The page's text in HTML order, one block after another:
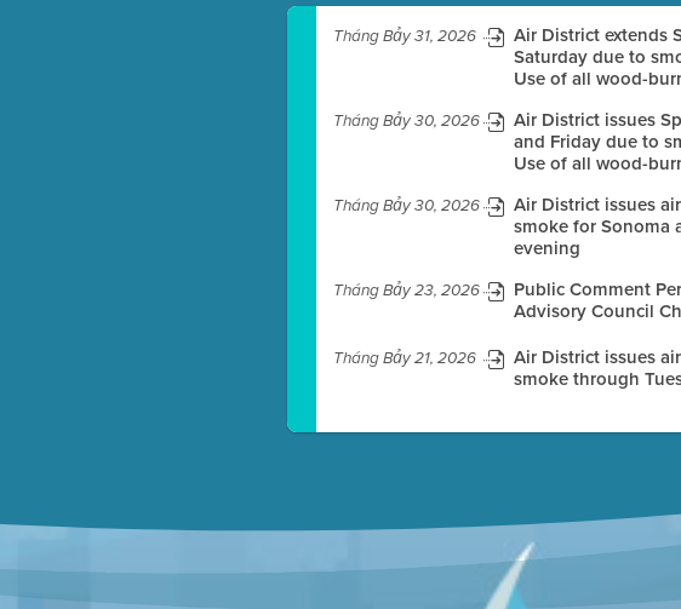
Tháng Bảy 31, 2026
Air District extends
Saturday due to
Use of all wood-
Tháng Bảy 30, 2026
Air District issues
and Friday due to
Use of all wood-
Tháng Bảy 30, 2026
Air District issues
smoke for Sonoma
evening
Tháng Bảy 23, 2026
Public Comment
Advisory Council
Tháng Bảy 21, 2026
Air District issues
smoke through